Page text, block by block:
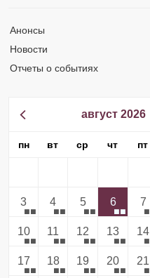
Анонсы
Новости
Отчеты о событиях
август 2026
пн вт ср чт пт
3 4 5 6 7
10 11 12 13 14
17 18 19 20 21